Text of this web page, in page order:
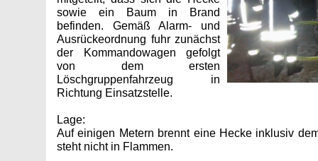
sowie ein Baum in Brand
befinden. Gemäß Alarm- und
Ausrückeordnung fuhr zunächst
der Kommandowagen gefolgt
von dem ersten
Löschgruppenfahrzeug in
Richtung Einsatzstelle.
Lage:
Auf einigen Metern brennt eine Hecke inklusiv
steht nicht in Flammen.